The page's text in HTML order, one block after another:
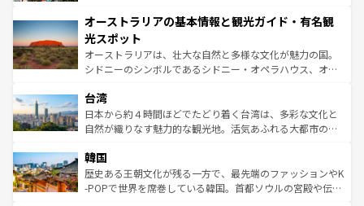
部のニューオーリンズでは、音楽と美食が融合した独特の
文化が魅力。旅行者はアメリカの各地域で異なる魅力を楽
しみながら、その多様性と豊かな歴史を感じることができ
るだろう。車でのロードトリップや列車の旅も、アメリカ
情報は
ワイ島は見逃せない。また、定番の観光地といえばオアフ
島だが、静かな自然を求めるならマウイ島やカウアイ島が
おすすめ。エメラルドグリーンに輝く海をはじめ、豊かな
文化や歴史が息づいている。「アロハスピリット」と呼ば
人々、おいしいローカルフードやハワイアンミュージッ
ク、伝統的なフラダンスなど、すべてがハワイの魅力を彩
っている。訪れるたびに新しい発見と感動が待っているハ
はコンテンツ一覧
オーストラリアの基本情報と観光ガイド・有名観
光スポット
オーストラリアは、壮大な自然と多様な文化が魅力の国。
シドニーのシンボルであるシドニー・オペラハウス、オー
リアリーフや大陸中央部にそびえるウルル（エアーズロッ
ク）、タスマニアの美しい原生林やケアンズの熱帯雨林な
ど、見どころがたくさん。また、カフェやワイン、オージ
いる。アクティビティも充実しており、サーフィンやダイ
ビング、ハイキングなど、アウトドア好きにはたまらな
い。オーストラリアの多彩な魅力を存分に味わいつくそ
台湾
日本から約４時間ほどでたどり着く台湾は、多彩な文化と
自然が織りなす魅力的な観光地。活気あふれる大都市の台
ン）、静ひつな山岳地帯である台湾東部など、都市の喧騒
と山間の静けさが共存しており、訪れる人に新しい発見と
驚きをもたらしてくれる。また、奥深い台湾の食文化も魅
韓国
歴史ある王朝文化が残る一方で、最先端のファッションやK
-POPで世界を席巻している韓国。首都ソウルの宮殿や伝統